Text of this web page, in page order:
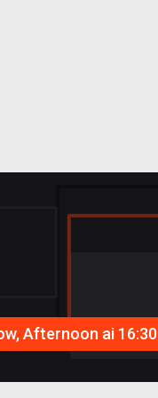
Afternoon ai 16:30